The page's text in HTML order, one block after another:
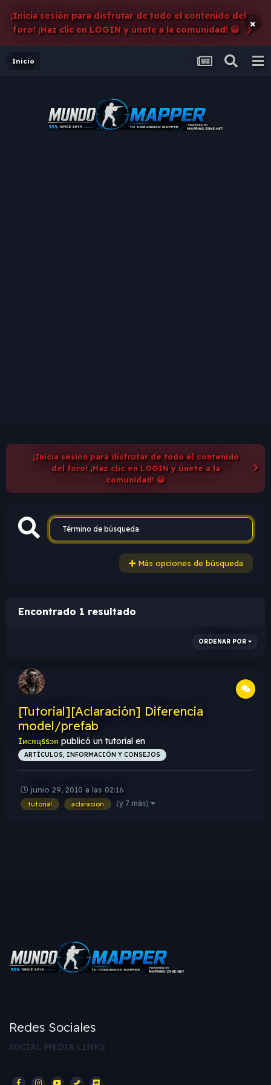
¡Inicia sesión para disfrutar de todo el contenido del
foro! ¡Haz clic en LOGIN y únete a la comunidad! 😀
×
Inicio
¡Inicia sesión para disfrutar de todo el contenido
del foro! ¡Haz clic en LOGIN y únete a la
comunidad! 😀
Más opciones de búsqueda
Encontrado 1 resultado
ORDENAR POR
[Tutorial][Aclaración] Diferencia
model/prefab
Iисяцssэя publicó un tutorial en
ARTÍCULOS, INFORMACIÓN Y CONSEJOS
junio 29, 2010 a las 02:16
tutorial aclaracion (y 7 más)
Redes Sociales
SOCIAL MEDIA LINKS